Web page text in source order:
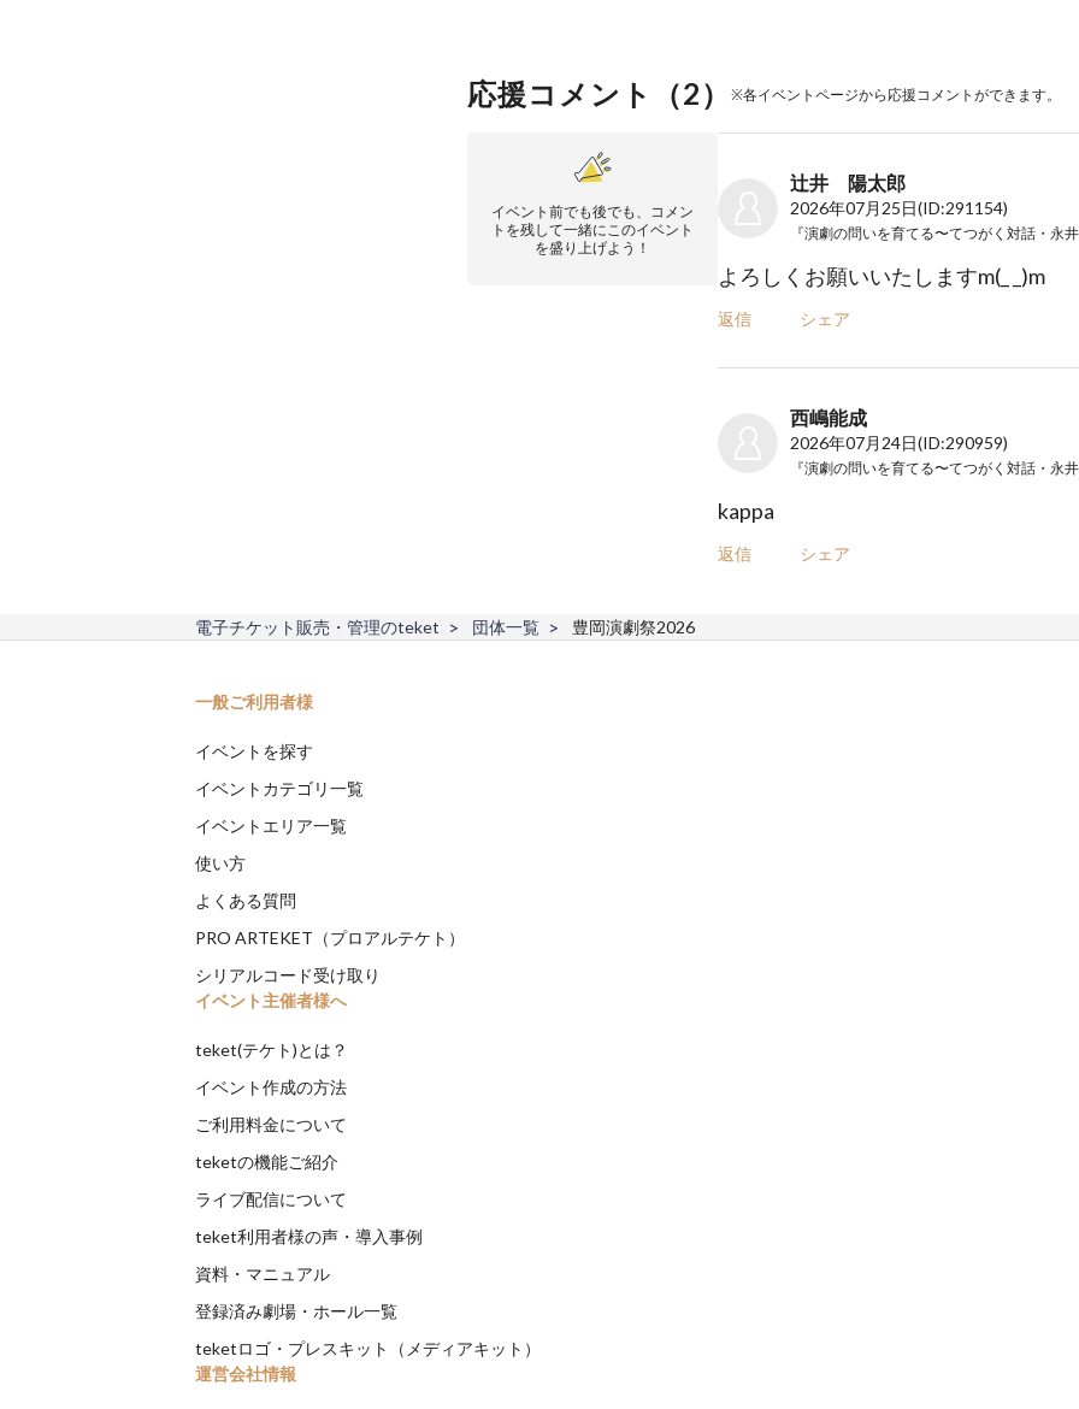
応援コメント（2） ※各イベントページから応援コメントができます。
イベント前でも後でも、コメン
トを残して一緒にこのイベント
を盛り上げよう！
辻井 陽太郎
2026年07月25日(ID:291154)
よろしくお願いいたしますm(_ _)m
返信 シェア
西嶋能成
2026年07月24日(ID:290959)
kappa
返信 シェア
電子チケット販売・管理のteket 団体一覧 豊岡演劇祭2026
一般ご利用者様
イベントを探す
イベントカテゴリ一覧
イベントエリア一覧
使い方
よくある質問
PRO ARTEKET（プロアルテケト）
シリアルコード受け取り
イベント主催者様へ
teket(テケト)とは？
イベント作成の方法
ご利用料金について
teketの機能ご紹介
ライブ配信について
teket利用者様の声・導入事例
資料・マニュアル
登録済み劇場・ホール一覧
teketロゴ・プレスキット（メディアキット）
運営会社情報